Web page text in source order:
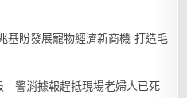
基盼發展寵物經濟新商機 打造毛
警消據報趕抵現場老婦人已死